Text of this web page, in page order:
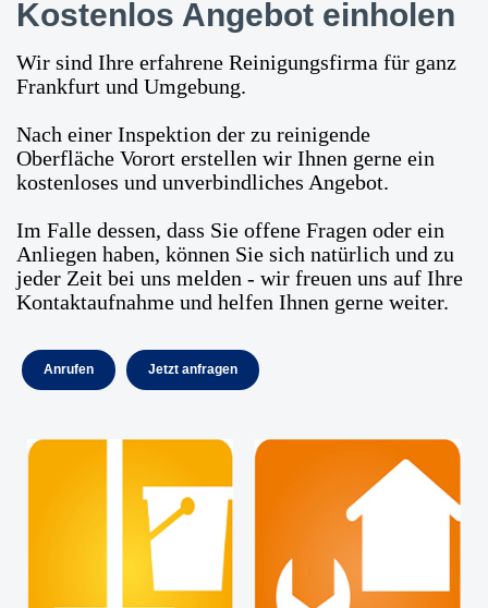
Kostenlos Angebot einholen
Wir sind Ihre erfahrene Reinigungsfirma für ganz
Frankfurt und Umgebung.
Nach einer Inspektion der zu reinigende
Oberfläche Vorort erstellen wir Ihnen gerne ein
kostenloses und unverbindliches Angebot.
Im Falle dessen, dass Sie offene Fragen oder ein
Anliegen haben, können Sie sich natürlich und zu
jeder Zeit bei uns melden - wir freuen uns auf Ihre
Kontaktaufnahme und helfen Ihnen gerne weiter.
Anrufen Jetzt anfragen